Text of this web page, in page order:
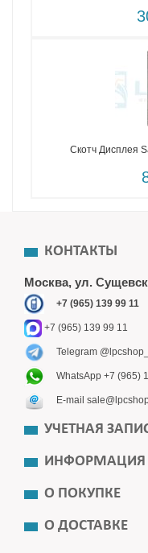
Скотч Дисплея
КОНТАКТЫ
Москва, ул.
+7 (965) 139 99 11
+7 (965) 139 99 11
Telegram
WhatsApp +7 (965)
E-mail
УЧЕТНАЯ
ИНФОРМАЦИЯ
О ПОКУПКЕ
О ДОСТАВКЕ